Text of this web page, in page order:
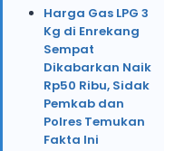
Harga Gas LPG 3
Kg di Enrekang
Sempat
Dikabarkan Naik
Rp50 Ribu, Sidak
Pemkab dan
Polres Temukan
Fakta Ini